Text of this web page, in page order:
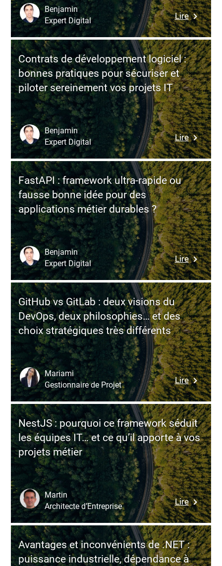
illusion
de
?
Lire:
:
quand
ce
Node.js
devient
de
delivery…
et
quand
devient-
il
une
dette
?
Benjamin
Expert Digital
Contrats de développement logiciel :
bonnes pratiques pour sécuriser et
piloter sereinement vos projets IT
Lire:
Contrats
de
logiciel
:
bonnes
pour
et
piloter
vos
projets
IT
Benjamin
Expert Digital
FastAPI : framework ultra-rapide ou
fausse bonne idée pour des
applications métier durables ?
Lire:
FastAPI
:
ultra-
rapide
ou
fausse
bonne
idée
pour
des
métier
durables
?
Benjamin
Expert Digital
GitHub vs GitLab : deux visions du
DevOps, deux philosophies… et des
choix stratégiques très différents
Lire:
GitHub
vs
GitLab
:
deux
visions
du
DevOps,
deux
et
des
choix
Mariami
Gestionnaire de Projet
NestJS : pourquoi ce framework séduit
les équipes IT… et ce qu’il apporte à vos
projets métier
Lire:
NestJS
:
pourquoi
ce
Martin
Architecte d’Entreprise
Avantages et inconvénients de .NET :
puissance industrielle, dépendance à